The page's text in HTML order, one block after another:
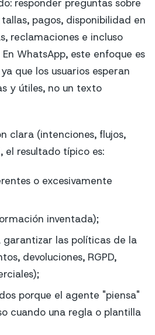
responder preguntas sobre
pagos, disponibilidad en
reclamaciones e incluso
WhatsApp, este enfoque es
que los usuarios esperan
y útiles, no un texto
clara (intenciones, flujos,
el resultado típico es:
o excesivamente
inventada);
las políticas de la
devoluciones, RGPD,
porque el agente "piensa"
cuando una regla o plantilla